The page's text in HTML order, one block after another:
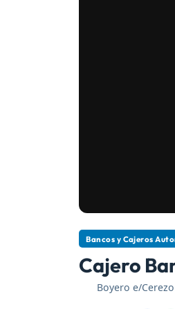
Bancos y Cajeros
Cajero
Boyero e/